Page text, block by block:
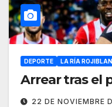
DEPORTE LA RÍA
Arrear tras el
22 DE NOVIEMBRE